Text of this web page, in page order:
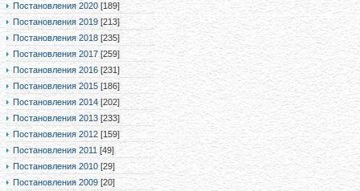
Постановления 2020 [189]
Постановления 2019 [213]
Постановления 2018 [235]
Постановления 2017 [259]
Постановления 2016 [231]
Постановления 2015 [186]
Постановления 2014 [202]
Постановления 2013 [233]
Постановления 2012 [159]
Постановления 2011 [49]
Постановления 2010 [29]
Постановления 2009 [20]